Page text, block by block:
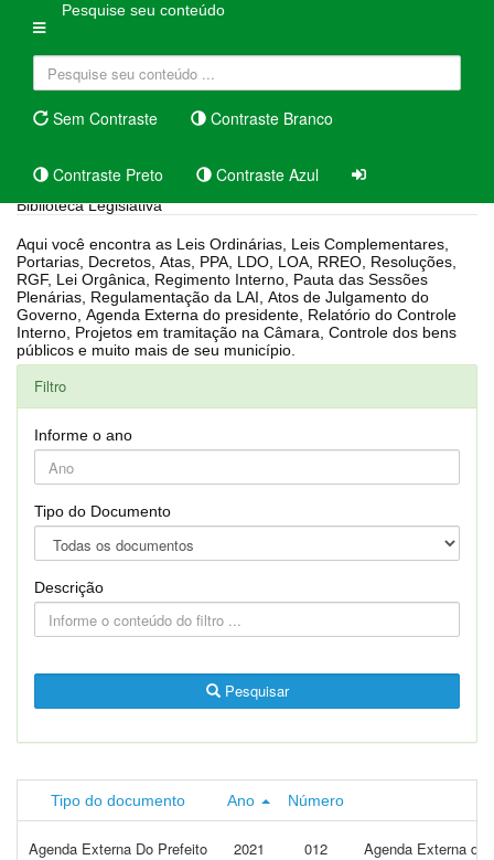
Pesquise seu conteúdo
Sem Contraste Contraste Branco
Contraste Preto Contraste Azul
Biblioteca Legislativa
Aqui você encontra as Leis Ordinárias, Leis Complementares,
Portarias, Decretos, Atas, PPA, LDO, LOA, RREO, Resoluções,
RGF, Lei Orgânica, Regimento Interno, Pauta das Sessões
Plenárias, Regulamentação da LAI, Atos de Julgamento do
Governo, Agenda Externa do presidente, Relatório do Controle
Interno, Projetos em tramitação na Câmara, Controle dos bens
públicos e muito mais de seu município.
Filtro
Informe o ano
Tipo do Documento
Descrição
Pesquisar
Tipo do documento Ano Número
Agenda Externa Do Prefeito 2021 012 Agenda Externa do